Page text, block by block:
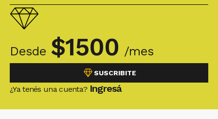
Desde $1500 /mes
SUSCRIBITE
¿Ya tenés una cuenta? Ingresá